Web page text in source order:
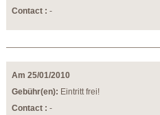
Contact : -
Am 25/01/2010
Gebühr(en): Eintritt frei!
Contact : -